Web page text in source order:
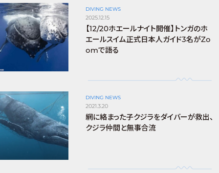
DIVING NEWS
2025.12.15
【12/20ホエールナイト開催】トンガのホ
エールスイム正式日本人ガイド3名がZo
omで語る
DIVING NEWS
2021.3.20
網に絡まった子クジラをダイバーが救出、
クジラ仲間と無事合流